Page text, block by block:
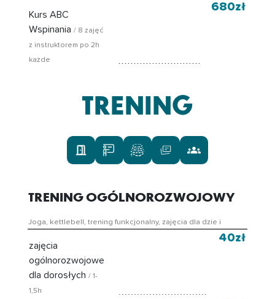
Kurs ABC
Wspinania/ 8 zajęć
z instruktorem po 2h
każde
680zł
TRENING
TRENING OGÓLNOROZWOJOWY
Joga, kettlebell, trening funkcjonalny, zajęcia dla dzie i
zajęcia
ogólnorozwojowe
dla dorosłych/ 1-
1,5h
40zł